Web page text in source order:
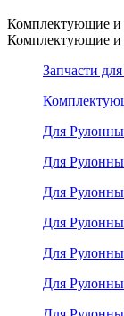
Комплектующие и
Комплектующие и
Запчасти
Для
Для
Для
Для
Для
Для